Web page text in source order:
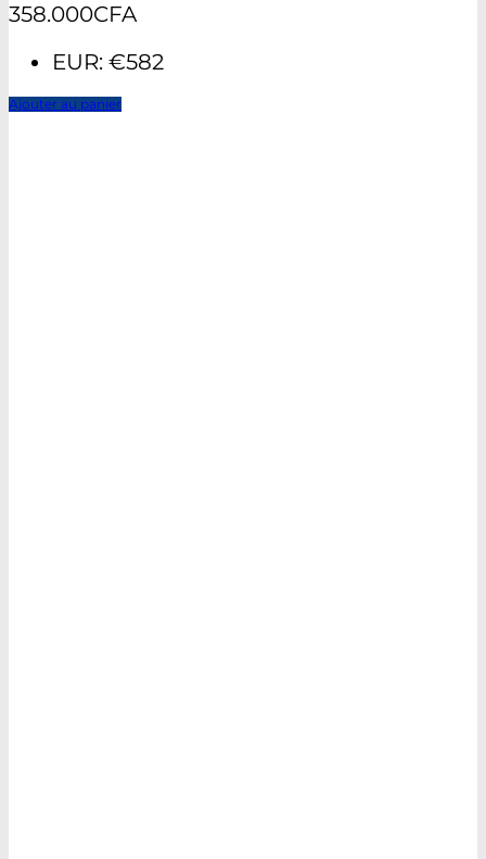
358.000CFA
EUR: €582
Ajouter au panier